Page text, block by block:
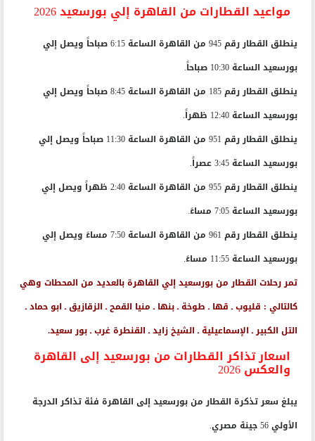
مواعيد القطارات من القاهرة إلي بورسعيد 2026
ينطلق القطار رقم 945 من القاهرة الساعة 6:15 صباحاً ويصل إلي
بورسعيد الساعة 10:30 صباحاً.
ينطلق القطار رقم 185 من القاهرة الساعة 8:45 صباحاً ويصل إلي
بورسعيد الساعة 12:40 ظهراً.
ينطلق القطار رقم 951 من القاهرة الساعة 11:30 صباحاً ويصل إلي
بورسعيد الساعة 3:45 عصراً.
ينطلق القطار رقم 955 من القاهرة الساعة 2:40 ظهراً ويصل إلي
بورسعيد الساعة 7:05 مساءً.
ينطلق القطار رقم 961 من القاهرة الساعة 7:50 مساءً ويصل إلي
بورسعيد الساعة 11:55 مساءً.
تمر رحلات القطار من بورسعيد إلي القاهرة بالعديد من المحطات وهي
كالتالي : قليوب ـ قها ـ طوخة ـ بنها ـ منيا القمح ـ الزقازيق ـ ابو حماد ـ
التل الكبير ـ الإسماعيلية ـ الشيخ زايد ـ القنطرة غرب ـ بور سعيد.
اسعار تذاكر القطارات من بورسعيد إلى القاهرة
والعكس 2026
يبلغ سعر تذكرة القطار من بورسعيد إلى القاهرة فئة تذاكر الدرجة
الأولي 56 جينة مصري.